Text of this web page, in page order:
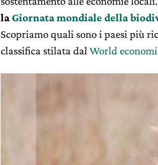
laGiornata mondiale della
Scopriamo quali sono i paesi più
classifica stilata dal World